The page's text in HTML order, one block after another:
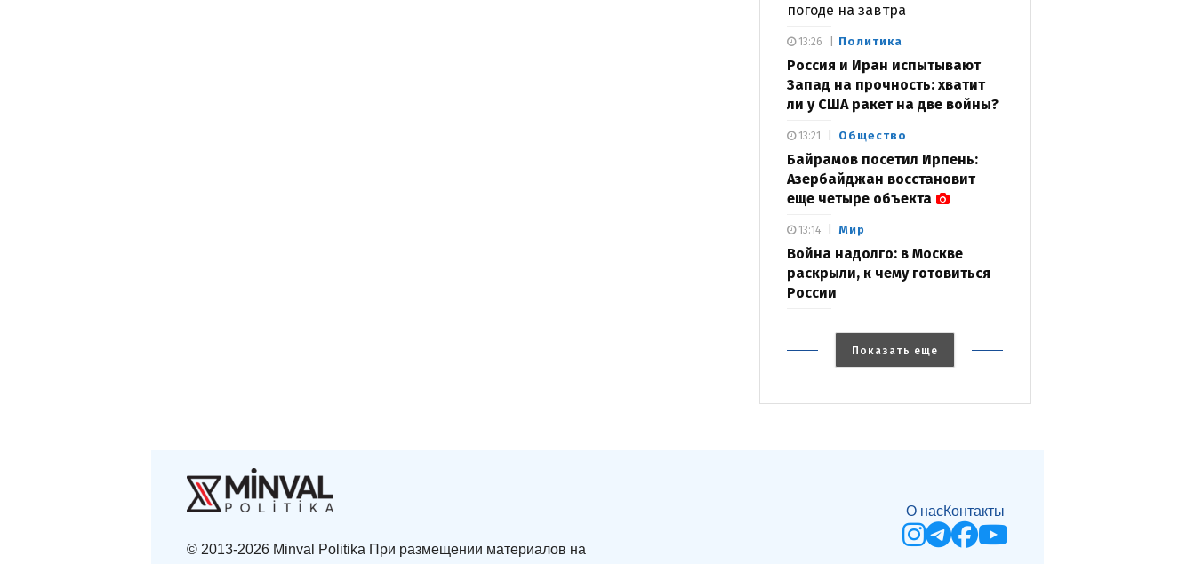
погоде на завтра
Политика
Россия и Иран испытывают
Запад на прочность: хватит
ли у США ракет на две войны?
13:26
Общество
Байрамов посетил Ирпень:
Азербайджан восстановит
еще четыре объекта
13:21
Мир
Война надолго: в Москве
раскрыли, к чему готовиться
России
13:14
Показать еще
© 2013-2026 Minval Politika При размещении материалов на
О насКонтакты